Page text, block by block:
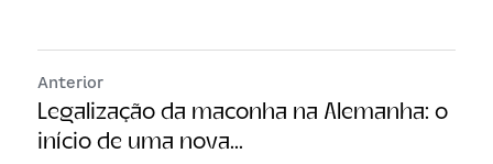
Anterior
Legalização da maconha na Alemanha: o
início de uma nova...